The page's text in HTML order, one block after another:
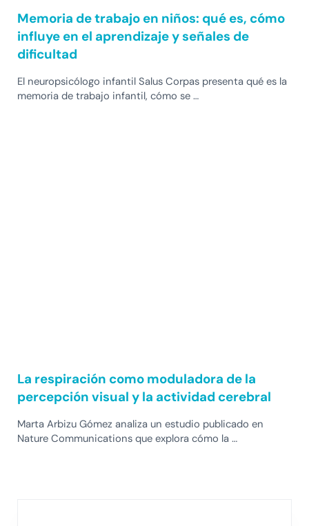
Memoria de trabajo en niños: qué es, cómo
influye en el aprendizaje y señales de
dificultad
El neuropsicólogo infantil Salus Corpas presenta qué es la
memoria de trabajo infantil, cómo se …
La respiración como moduladora de la
percepción visual y la actividad cerebral
Marta Arbizu Gómez analiza un estudio publicado en
Nature Communications que explora cómo la …